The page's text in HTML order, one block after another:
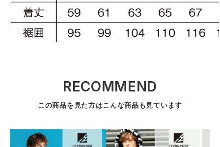
RECOMMEND
この商品を見た方はこんな商品も見ています